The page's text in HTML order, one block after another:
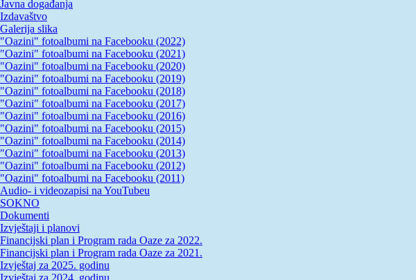
Javna događanja
Izdavaštvo
Galerija slika
"Oazini" fotoalbumi na Facebooku (2022)
"Oazini" fotoalbumi na Facebooku (2021)
"Oazini" fotoalbumi na Facebooku (2020)
"Oazini" fotoalbumi na Facebooku (2019)
"Oazini" fotoalbumi na Facebooku (2018)
"Oazini" fotoalbumi na Facebooku (2017)
"Oazini" fotoalbumi na Facebooku (2016)
"Oazini" fotoalbumi na Facebooku (2015)
"Oazini" fotoalbumi na Facebooku (2014)
"Oazini" fotoalbumi na Facebooku (2013)
"Oazini" fotoalbumi na Facebooku (2012)
"Oazini" fotoalbumi na Facebooku (2011)
Audio- i videozapisi na YouTubeu
SOKNO
Dokumenti
Izvještaji i planovi
Financijski plan i Program rada Oaze za 2022.
Financijski plan i Program rada Oaze za 2021.
Izvještaj za 2025. godinu
Izvještaj za 2024. godinu